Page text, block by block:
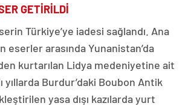
GETİRİLDİ
Türkiye’ye iadesi sağlandı. Ana
eserler arasında Yunanistan’da
kurtarılan Lidya medeniyetine ait
yıllarda Burdur’daki Boubon Antik
yasa dışı kazılarda yurt